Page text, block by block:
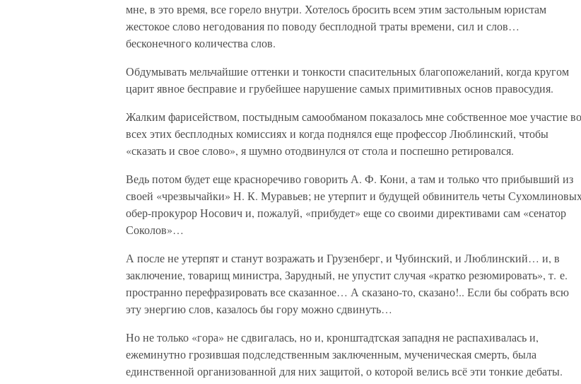
мне, в это время, все горело внутри. Хотелось бросить всем этим застольным юристам
жестокое слово негодования по поводу бесплодной траты времени, сил и слов…
бесконечного количества слов.
Обдумывать мельчайшие оттенки и тонкости спасительных благопожеланий, когда кругом
царит явное бесправие и грубейшее нарушение самых примитивных основ правосудия.
Жалким фарисейством, постыдным самообманом показалось мне собственное мое участие во
всех этих бесплодных комиссиях и когда поднялся еще профессор Люблинский, чтобы
«сказать и свое слово», я шумно отодвинулся от стола и поспешно ретировался.
Ведь потом будет еще красноречиво говорить А. Ф. Кони, а там и только что прибывший из
своей «чрезвычайки» Н. К. Муравьев; не утерпит и будущей обвинитель четы
обер-прокурор Носович и, пожалуй, «прибудет» еще со своими директивами сам «сенатор
Соколов»…
А после не утерпят и станут возражать и Грузенберг, и Чубинский, и Люблинский… и, в
заключение, товарищ министра, Зарудный, не упустит случая «кратко резюмировать», т. е.
пространно перефразировать все сказанное… А сказано-то, сказано!.. Если бы собрать всю
эту энергию слов, казалось бы гору можно сдвинуть…
Но не только «гора» не сдвигалась, но и, кронштадтская западня не распахивалась и,
ежеминутно грозившая подследственным заключенным, мученическая смерть, была
единственной организованной для них защитой, о которой велись всё эти тонкие дебаты.